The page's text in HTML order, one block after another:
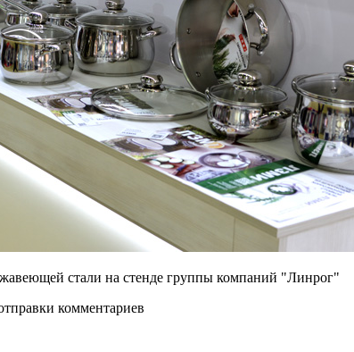
стали на стенде группы компаний "Линрог"
комментариев